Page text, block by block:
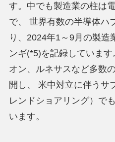
す。中でも製造業の柱は
で、 世界有数の半導体ハ
り、2024年1～9月の製造
ンギ(*5)を記録していま
オン、ルネサスなど多数
開し、 米中対立に伴うサ
レンドショアリング）で
います。